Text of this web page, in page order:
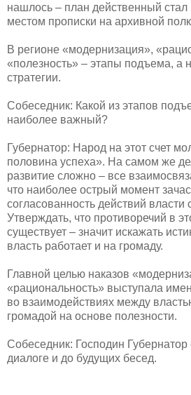
нашлось – план действенный
местом прописки на архивной
В регионе «модернизация»,
«полезность» – этапы подъема, а
стратегии.
Собеседник: Какой из этапов
наиболее важный?
Губернатор: Народ на этот счет
половина успеха». На самом же
развитие сложно – все
что наиболее острый момент
согласованность действий власти
Утверждать, что противоречий в
существует – значит искажать
власть работает и на громаду.
Главной целью наказов
«рациональность» выступала
во взаимодействиях между
громадой на основе полезности.
Собеседник: Господин Губернатор
диалоге и до будущих бесед.